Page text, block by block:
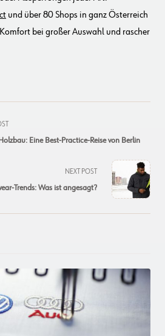
und über 80 Shops in ganz Österreich
bei großer Auswahl und rascher
Eine Best-Practice-Reise von Berlin
NEXT POST
Trends: Was ist angesagt?